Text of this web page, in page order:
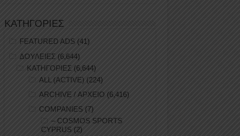
ΚΑΤΗΓΟΡΙΕΣ
FEATURED ADS (41)
ΔΟΥΛΕΙΕΣ (6,644)
ΚΑΤΗΓΟΡΙΕΣ (6,644)
ALL (ACTIVE) (224)
ARCHIVE / ΑΡΧΕΙΟ (6,416)
COMPANIES (7)
– COSMOS SPORTS
CYPRUS (2)